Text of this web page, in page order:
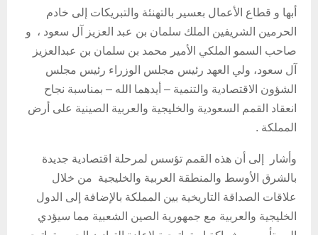
أبها و قطاع الأعمال بعسير بالتهنئة والتبريكات إلى خادم
الحرمين الشريفين الملك سلمان بن عبد العزيز آل سعود ، و
صاحب السمو الملكي الأمير محمد بن سلمان بن عبدالعزيز
آل سعود، ولي العهد رئيس مجلس الوزراء رئيس مجلس
الشؤون الاقتصادية والتنمية – أيدهما الله – بمناسبة نجاح
انعقاد القمم السعودية والخليجية والعربية الصينية على أرض
المملكة .
وأشار إلى أن هذه القمم تؤسس لمرحلة اقتصادية جديدة
بالشرق الأوسط والمنطقة العربية والخليجية من خلال
علاقات الصداقة التاريخية بين المملكة بالإضافة إلى الدول
الخليجية والعربية مع جمهورية الصين الشعبية مما سيؤدي